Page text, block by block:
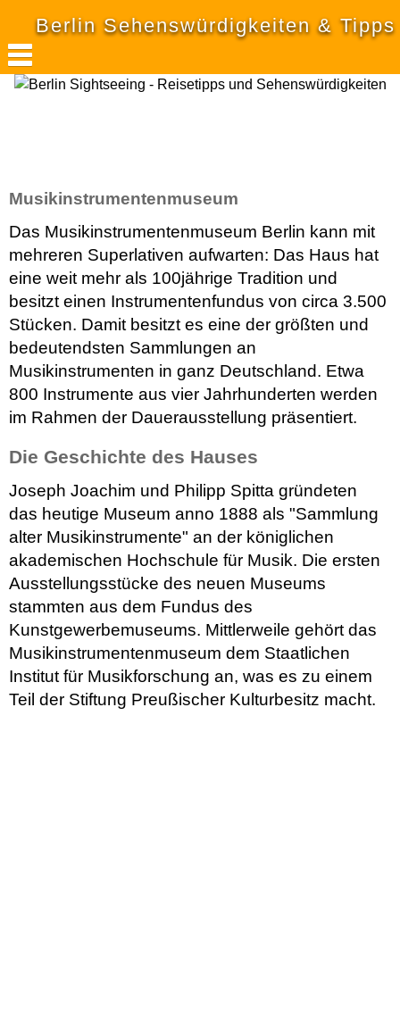
Berlin Sehenswürdigkeiten & Tipps
Musikinstrumentenmuseum
Das Musikinstrumentenmuseum Berlin kann mit
mehreren Superlativen aufwarten: Das Haus hat
eine weit mehr als 100jährige Tradition und
besitzt einen Instrumentenfundus von circa 3.500
Stücken. Damit besitzt es eine der größten und
bedeutendsten Sammlungen an
Musikinstrumenten in ganz Deutschland. Etwa
800 Instrumente aus vier Jahrhunderten werden
im Rahmen der Dauerausstellung präsentiert.
Die Geschichte des Hauses
Joseph Joachim und Philipp Spitta gründeten
das heutige Museum anno 1888 als "Sammlung
alter Musikinstrumente" an der königlichen
akademischen Hochschule für Musik. Die ersten
Ausstellungsstücke des neuen Museums
stammten aus dem Fundus des
Kunstgewerbemuseums. Mittlerweile gehört das
Musikinstrumentenmuseum dem Staatlichen
Institut für Musikforschung an, was es zu einem
Teil der Stiftung Preußischer Kulturbesitz macht.